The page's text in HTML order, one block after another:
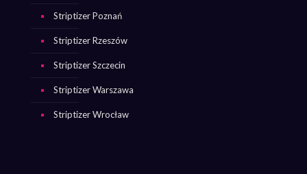
Striptizer Poznań
Striptizer Rzeszów
Striptizer Szczecin
Striptizer Warszawa
Striptizer Wrocław